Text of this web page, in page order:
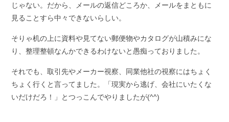
じゃない。だから、メールの返信どころか、メールをまともに
見ることすら中々できないらしい。
そりゃ机の上に資料や見てない郵便物やカタログが山積みにな
り、整理整頓なんかできるわけないと愚痴っておりました。
それでも、取引先やメーカー視察、同業他社の視察にはちょく
ちょく行くと言ってました。「現実から逃げ、会社にいたくな
いだけだろ！」とつっこんでやりましたが(^^)